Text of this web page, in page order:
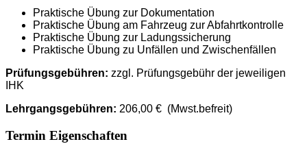
Praktische Übung zur Dokumentation
Praktische Übung am Fahrzeug zur Abfahrtkontrolle
Praktische Übung zur Ladungssicherung
Praktische Übung zu Unfällen und Zwischenfällen
Prüfungsgebühren: zzgl. Prüfungsgebühr der jeweiligen
IHK
Lehrgangsgebühren: 206,00 € (Mwst.befreit)
Termin Eigenschaften